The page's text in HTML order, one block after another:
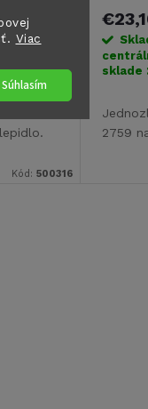
Viac
Súhlasím
Kód: 500316
šedý
sklade
2759